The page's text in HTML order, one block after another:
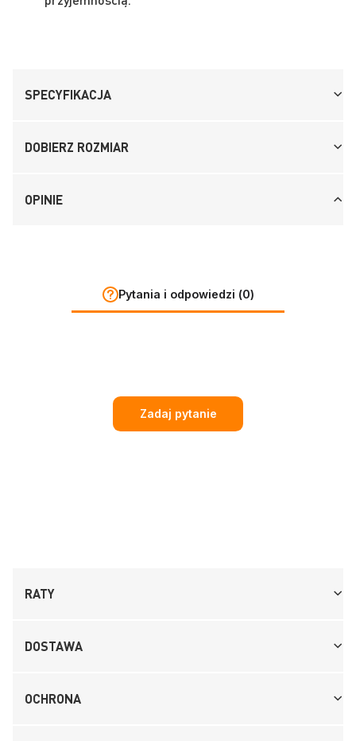
SPECYFIKACJA
DOBIERZ ROZMIAR
OPINIE
Pytania i odpowiedzi (0)
Zadaj pytanie
RATY
DOSTAWA
OCHRONA